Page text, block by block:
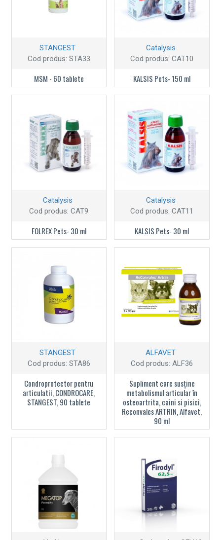
STANGEST
Cod produs: STA33
MSM - 60 tablete
Catalysis
Cod produs: CAT10
KALSIS Pets- 150 ml
Catalysis
Cod produs: CAT9
FOLREX Pets- 30 ml
Catalysis
Cod produs: CAT11
KALSIS Pets- 30 ml
STANGEST
Cod produs: STA86
Condroprotector pentru
articulatii, CONDROCARE,
STANGEST, 90 tablete
ALFAVET
Cod produs: ALF36
Supliment care susține
metabolismul articular în
osteoartrita, caini si pisici,
Reconvales ARTRIN, Alfavet,
90 ml